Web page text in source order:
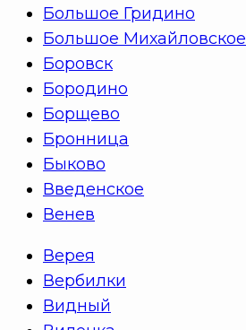
Большое Гридино
Большое Михайловское
Боровск
Бородино
Борщево
Бронница
Быково
Введенское
Венев
Верея
Вербилки
Видный